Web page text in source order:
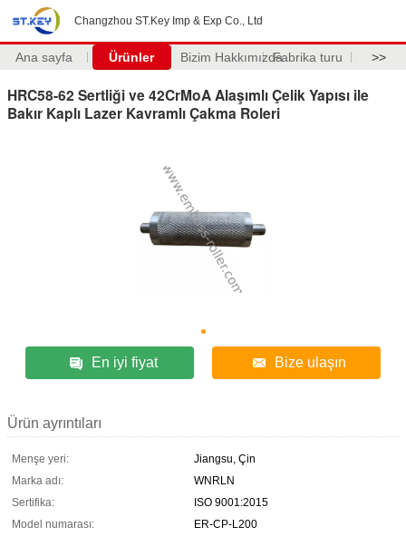
Changzhou ST.Key Imp & Exp Co., Ltd
Ana sayfa Ürünler Bizim HakkımızdaFabrika turu >>
HRC58-62 Sertliği ve 42CrMoA Alaşımlı Çelik Yapısı ile
Bakır Kaplı Lazer Kavramlı Çakma Roleri
En iyi fiyat Bize ulaşın
Ürün ayrıntıları
Menşe yeri:
Jiangsu, Çin
Marka adı:
WNRLN
Sertifika:
ISO 9001:2015
Model numarası:
ER-CP-L200